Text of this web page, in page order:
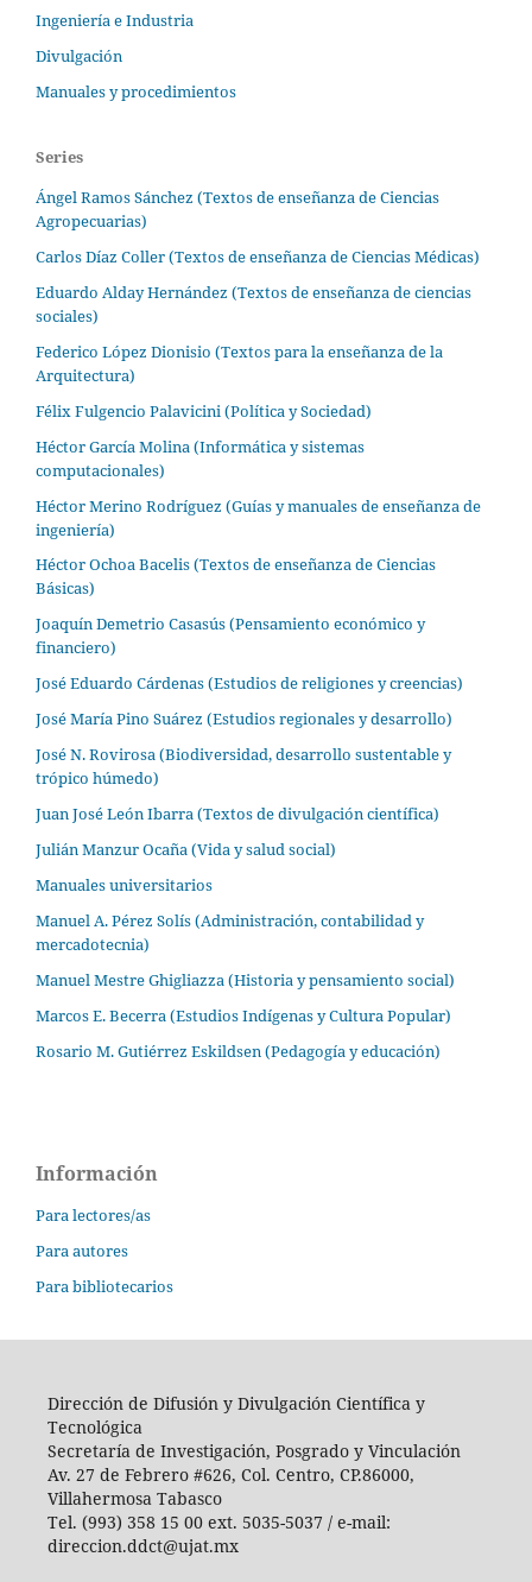
Ingeniería e Industria
Divulgación
Manuales y procedimientos
Series
Ángel Ramos Sánchez (Textos de enseñanza de Ciencias
Agropecuarias)
Carlos Díaz Coller (Textos de enseñanza de Ciencias Médicas)
Eduardo Alday Hernández (Textos de enseñanza de ciencias
sociales)
Federico López Dionisio (Textos para la enseñanza de la
Arquitectura)
Félix Fulgencio Palavicini (Política y Sociedad)
Héctor García Molina (Informática y sistemas
computacionales)
Héctor Merino Rodríguez (Guías y manuales de enseñanza de
ingeniería)
Héctor Ochoa Bacelis (Textos de enseñanza de Ciencias
Básicas)
Joaquín Demetrio Casasús (Pensamiento económico y
financiero)
José Eduardo Cárdenas (Estudios de religiones y creencias)
José María Pino Suárez (Estudios regionales y desarrollo)
José N. Rovirosa (Biodiversidad, desarrollo sustentable y
trópico húmedo)
Juan José León Ibarra (Textos de divulgación científica)
Julián Manzur Ocaña (Vida y salud social)
Manuales universitarios
Manuel A. Pérez Solís (Administración, contabilidad y
mercadotecnia)
Manuel Mestre Ghigliazza (Historia y pensamiento social)
Marcos E. Becerra (Estudios Indígenas y Cultura Popular)
Rosario M. Gutiérrez Eskildsen (Pedagogía y educación)
Información
Para lectores/as
Para autores
Para bibliotecarios
Dirección de Difusión y Divulgación Científica y
Tecnológica
Secretaría de Investigación, Posgrado y Vinculación
Av. 27 de Febrero #626, Col. Centro, CP.86000,
Villahermosa Tabasco
Tel. (993) 358 15 00 ext. 5035-5037 / e-mail:
direccion.ddct@ujat.mx